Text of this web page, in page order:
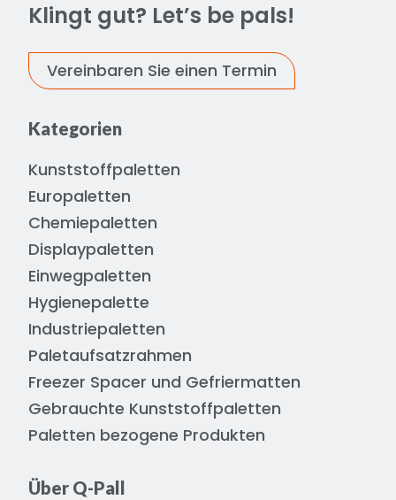
Bedürfnissen und stellen sicher,
Versorgung mit Qualitäts-Paletten
haben.
Klingt gut? Let’s be pals!
Vereinbaren Sie einen Termin
Kategorien
Kunststoffpaletten
Europaletten
Chemiepaletten
Displaypaletten
Einwegpaletten
Hygienepalette
Industriepaletten
Paletaufsatzrahmen
Freezer Spacer und Gefriermatten
Gebrauchte Kunststoffpaletten
Paletten bezogene Produkten
Über Q-Pall